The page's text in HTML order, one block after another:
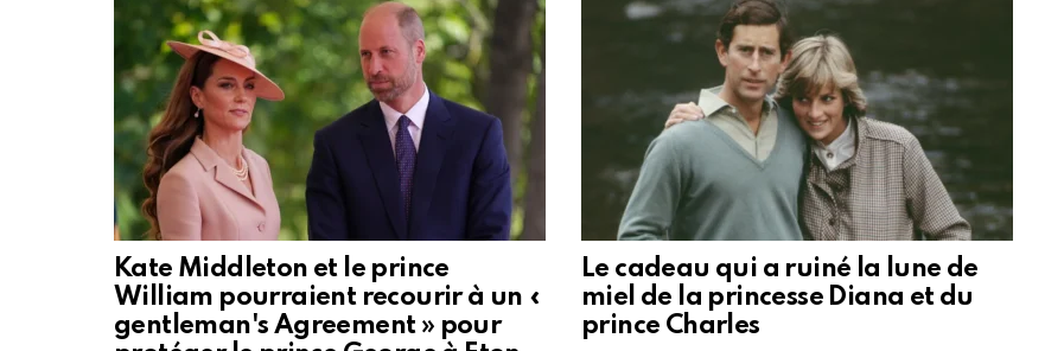
Kate Middleton et le prince
William pourraient recourir à un «
gentleman's Agreement » pour
Le cadeau qui a ruiné la lune de
miel de la princesse Diana et du
prince Charles